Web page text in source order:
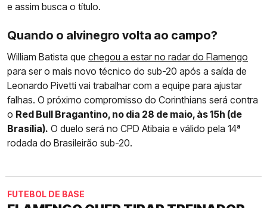
e assim busca o título.
Quando o alvinegro volta ao campo?
William Batista que chegou a estar no radar do Flamengo
para ser o mais novo técnico do sub-20 após a saída de
Leonardo Pivetti vai trabalhar com a equipe para ajustar
falhas. O próximo compromisso do Corinthians será contra
o Red Bull Bragantino, no dia 28 de maio, às 15h (de
Brasília). O duelo será no CPD Atibaia e válido pela 14ª
rodada do Brasileirão sub-20.
FUTEBOL DE BASE